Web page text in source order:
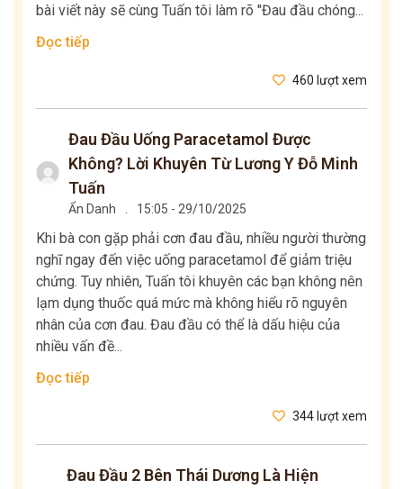
bài viết này sẽ cùng Tuấn tôi làm rõ "Đau đầu chóng...
Đọc tiếp
460 lượt xem
Đau Đầu Uống Paracetamol Được
Không? Lời Khuyên Từ Lương Y Đỗ Minh
Tuấn
Ẩn Danh 15:05 - 29/10/2025
Khi bà con gặp phải cơn đau đầu, nhiều người thường
nghĩ ngay đến việc uống paracetamol để giảm triệu
chứng. Tuy nhiên, Tuấn tôi khuyên các bạn không nên
lạm dụng thuốc quá mức mà không hiểu rõ nguyên
nhân của cơn đau. Đau đầu có thể là dấu hiệu của
nhiều vấn đề...
Đọc tiếp
344 lượt xem
Đau Đầu 2 Bên Thái Dương Là Hiện